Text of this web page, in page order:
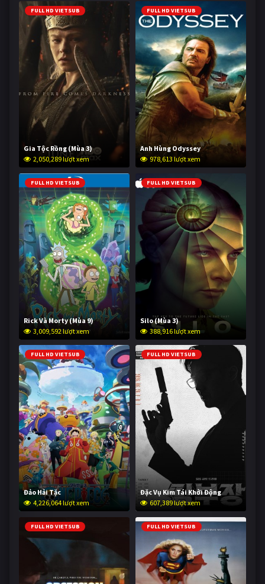
FULL HD VIETSUB
Gia Tộc Rồng (Mùa 3)
2,050,289 lượt xem
FULL HD VIETSUB
Anh Hùng Odyssey
978,613 lượt xem
FULL HD VIETSUB
Rick Và Morty (Mùa 9)
3,009,592 lượt xem
FULL HD VIETSUB
Silo (Mùa 3)
388,916 lượt xem
FULL HD VIETSUB
Đảo Hải Tặc
4,226,064 lượt xem
FULL HD VIETSUB
Đặc Vụ Kim Tái Khởi Động
607,389 lượt xem
FULL HD VIETSUB FULL HD VIETSUB